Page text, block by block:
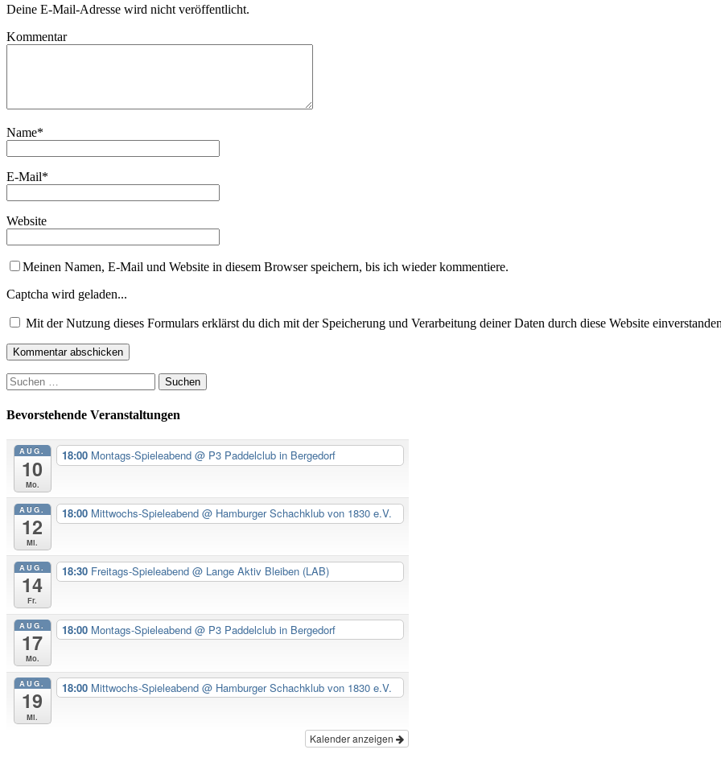
Deine E-Mail-Adresse wird nicht veröffentlicht.
Kommentar
Name*
E-Mail*
Website
Meinen Namen, E-Mail und Website in diesem Browser speichern, bis ich wieder kommentiere.
Captcha wird geladen...
Mit der Nutzung dieses Formulars erklärst du dich mit der Speicherung und Verarbeitung deiner Daten durch diese Website
Suchen
nach:
Bevorstehende Veranstaltungen
AUG.
10
Mo.
18:00 Montags-Spieleabend @ P3 Paddelclub in Bergedorf
AUG.
12
Mi.
18:00 Mittwochs-Spieleabend @ Hamburger Schachklub von 1830 e.V.
AUG.
14
Fr.
18:30 Freitags-Spieleabend @ Lange Aktiv Bleiben (LAB)
AUG.
17
Mo.
18:00 Montags-Spieleabend @ P3 Paddelclub in Bergedorf
AUG.
19
Mi.
18:00 Mittwochs-Spieleabend @ Hamburger Schachklub von 1830 e.V.
Kalender anzeigen